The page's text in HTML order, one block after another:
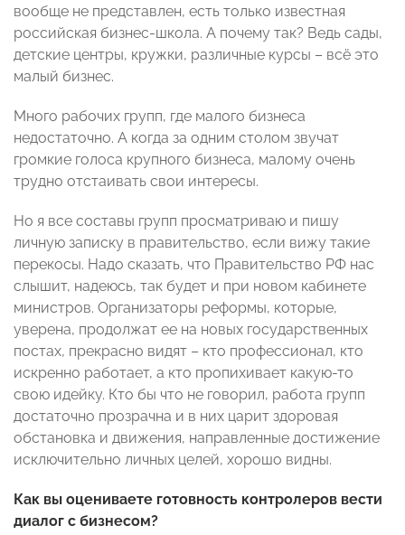
вообще не представлен, есть только известная
российская бизнес-школа. А почему так? Ведь сады,
детские центры, кружки, различные курсы – всё это
малый бизнес.
Много рабочих групп, где малого бизнеса
недостаточно. А когда за одним столом звучат
громкие голоса крупного бизнеса, малому очень
трудно отстаивать свои интересы.
Но я все составы групп просматриваю и пишу
личную записку в правительство, если вижу такие
перекосы. Надо сказать, что Правительство РФ нас
слышит, надеюсь, так будет и при новом кабинете
министров. Организаторы реформы, которые,
уверена, продолжат ее на новых государственных
постах, прекрасно видят – кто профессионал, кто
искренно работает, а кто пропихивает какую-то
свою идейку. Кто бы что не говорил, работа групп
достаточно прозрачна и в них царит здоровая
обстановка и движения, направленные достижение
исключительно личных целей, хорошо видны.
Как вы оцениваете готовность контролеров вести
диалог с бизнесом?